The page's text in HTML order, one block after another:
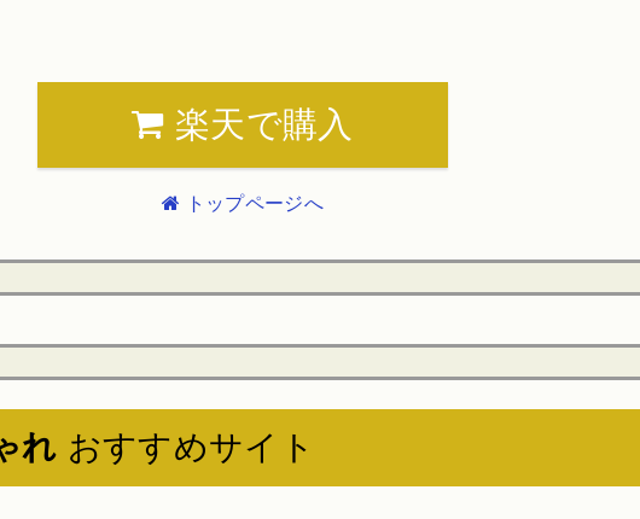
楽天で購入
トップページへ
れ おすすめサイト